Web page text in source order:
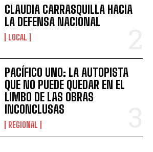
CLAUDIA CARRASQUILLA HACIA
LA DEFENSA NACIONAL
LOCAL
PACÍFICO UNO: LA AUTOPISTA
QUE NO PUEDE QUEDAR EN EL
LIMBO DE LAS OBRAS
INCONCLUSAS
REGIONAL